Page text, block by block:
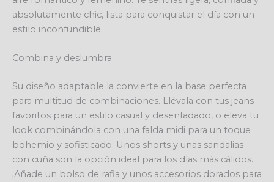
absolutamente chic, lista para conquistar el día con un
estilo inconfundible.
Combina y deslumbra
Su diseño adaptable la convierte en la base perfecta
para multitud de combinaciones. Llévala con tus jeans
favoritos para un estilo casual y desenfadado, o eleva tu
look combinándola con una falda midi para un toque
bohemio y sofisticado. Unos shorts y unas sandalias
con cuña son la opción ideal para los días más cálidos.
¡Añade un bolso de rafia y unos accesorios dorados para